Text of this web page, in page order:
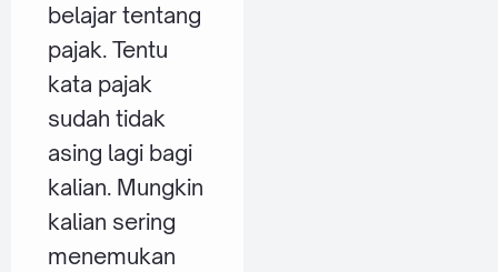
belajar tentang
pajak. Tentu
kata pajak
sudah tidak
asing lagi bagi
kalian. Mungkin
kalian sering
menemukan